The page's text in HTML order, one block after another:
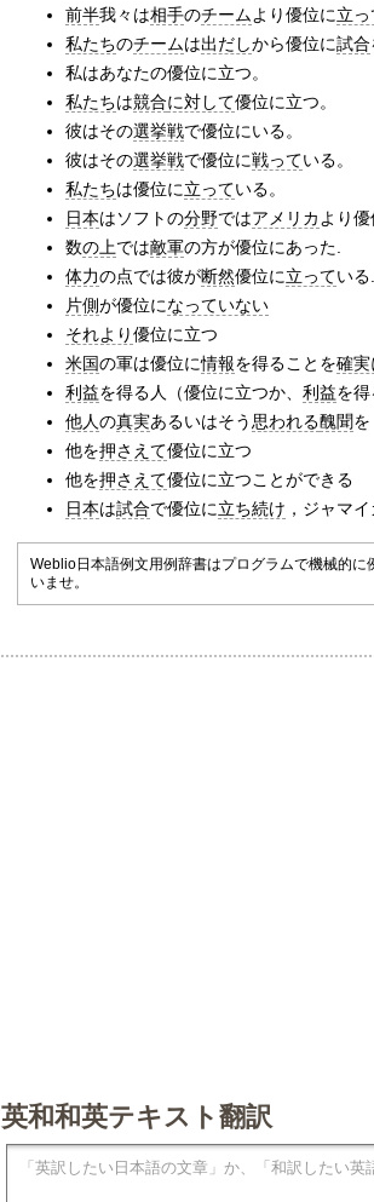
前半我々は相手のチームより優位に立っ
私たちのチームは出だしから優位に試合
私はあなたの優位に立つ。
私たちは競合に対して優位に立つ。
彼はその選挙戦で優位にいる。
彼はその選挙戦で優位に戦っている。
私たちは優位に立っている。
日本はソフトの分野ではアメリカ より優
数の上では敵軍の方が優位にあった.
体力の点では彼が断然優位に立っている.
片側が優位になっていない
それより優位に立つ
米国の軍は優位に情報を得ることを確実
利益を得る人（優位に立つか、 利益を得
他人の真実あるいはそう 思われる醜聞
他を押さえて優位に立つ
他を押さえて優位に立つことができる
日本は試合で優位に立ち続け ，ジャマ
Weblio日本語例文用例辞書はプログラムで機械的
いませ。
英和和英テキスト翻訳